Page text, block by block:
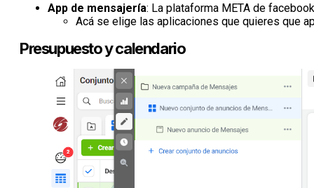
App de mensajería: La plataforma META de
Acá se elige las aplicaciones que quieres que
Presupuesto y calendario